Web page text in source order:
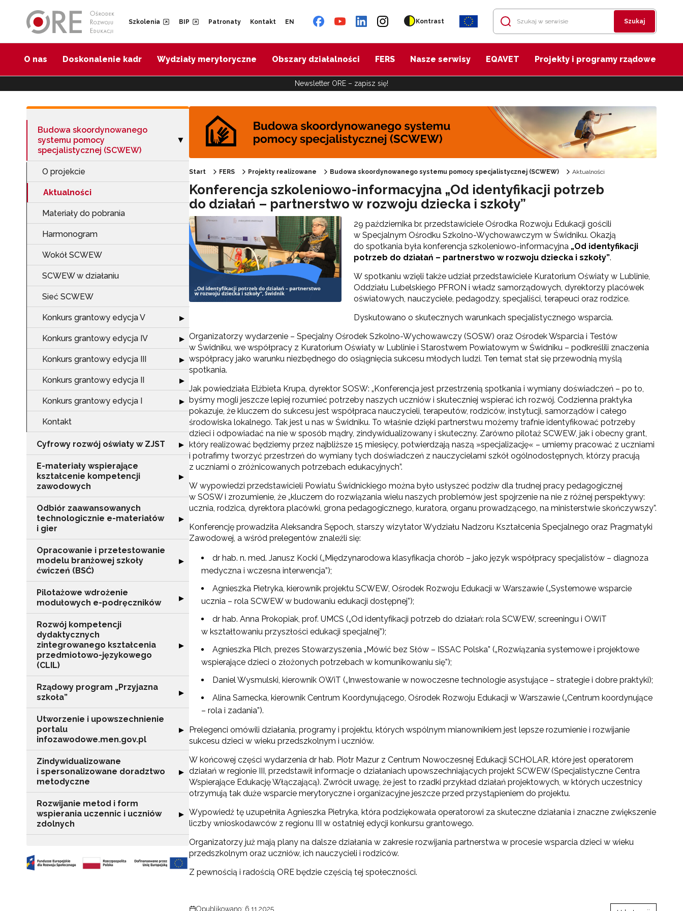
Szkolenia BIP Patronaty Kontakt EN Kontrast Szukaj
O nas Doskonalenie kadr Wydziały merytoryczne Obszary działalności FERS Nasze serwisy EQAVET Projekty i programy rządowe
Newsletter ORE – zapisz się!
Budowa skoordynowanego
systemu pomocy
specjalistycznej (SCWEW)
Zwiń sekcję "Budowa skoordynowanego systemu pomocy specjalistycznej (SCWEW)"
▶
O projekcie
Aktualności
Materiały do pobrania
Harmonogram
Wokół SCWEW
SCWEW w działaniu
Sieć SCWEW
Konkurs grantowy edycja V Rozwiń sekcję "Konkurs grantowy edycja V"
▶
Konkurs grantowy edycja IV Rozwiń sekcję "Konkurs grantowy edycja IV"
▶
Konkurs grantowy edycja III Rozwiń sekcję "Konkurs grantowy edycja III"
▶
Konkurs grantowy edycja II Rozwiń sekcję "Konkurs grantowy edycja II"
▶
Konkurs grantowy edycja I Rozwiń sekcję "Konkurs grantowy edycja I"
▶
Kontakt
Cyfrowy rozwój oświaty w ZJST Rozwiń sekcję "Cyfrowy rozwój oświaty w ZJST"
▶
E-materiały wspierające
kształcenie kompetencji
zawodowych
Rozwiń sekcję "E-materiały wspierające kształcenie kompetencji zawodowych"
▶
Odbiór zaawansowanych
technologicznie e-materiałów
i gier
Rozwiń sekcję "Odbiór zaawansowanych technologicznie e-materiałów i gier"
▶
Opracowanie i przetestowanie
modelu branżowej szkoły
ćwiczeń (BSĆ)
Rozwiń sekcję "Opracowanie i przetestowanie modelu branżowej szkoły ćwiczeń (BSĆ)"
▶
Pilotażowe wdrożenie
modułowych e-podręczników
Rozwiń sekcję "Pilotażowe wdrożenie modułowych e-podręczników"
▶
Rozwój kompetencji
dydaktycznych
zintegrowanego kształcenia
przedmiotowo-językowego
(CLIL)
Rozwiń sekcję "Rozwój kompetencji dydaktycznych zintegrowanego kształcenia przedmiotowo-językowego (CLIL)"
▶
Rządowy program „Przyjazna
szkoła”
Rozwiń sekcję "Rządowy program „Przyjazna szkoła”"
▶
Utworzenie i upowszechnienie
portalu
infozawodowe.men.gov.pl
Rozwiń sekcję "Utworzenie i upowszechnienie portalu infozawodowe.men.gov.pl"
▶
Zindywidualizowane
i spersonalizowane doradztwo
metodyczne
Rozwiń sekcję "Zindywidualizowane i spersonalizowane doradztwo metodyczne"
▶
Rozwijanie metod i form
wspierania uczennic i uczniów
zdolnych
Rozwiń sekcję "Rozwijanie metod i form wspierania uczennic i uczniów zdolnych"
▶
Start FERS Projekty realizowane Budowa skoordynowanego systemu pomocy specjalistycznej (SCWEW) Aktualności
Konferencja szkoleniowo-informacyjna „Od identyfikacji potrzeb
do działań – partnerstwo w rozwoju dziecka i szkoły”
29 października br. przedstawiciele Ośrodka Rozwoju Edukacji gościli
w Specjalnym Ośrodku Szkolno-Wychowawczym w Świdniku. Okazją
do spotkania była konferencja szkoleniowo-informacyjna „Od identyfikacji
potrzeb do działań – partnerstwo w rozwoju dziecka i szkoły”.
W spotkaniu wzięli także udział przedstawiciele Kuratorium Oświaty w Lublinie,
Oddziału Lubelskiego PFRON i władz samorządowych, dyrektorzy placówek
oświatowych, nauczyciele, pedagodzy, specjaliści, terapeuci oraz rodzice.
Dyskutowano o skutecznych warunkach specjalistycznego wsparcia.
Organizatorzy wydarzenie – Specjalny Ośrodek Szkolno-Wychowawczy (SOSW) oraz Ośrodek Wsparcia i Testów
w Świdniku, we współpracy z Kuratorium Oświaty w Lublinie i Starostwem Powiatowym w Świdniku – podkreślili znaczenia
współpracy jako warunku niezbędnego do osiągnięcia sukcesu młodych ludzi. Ten temat stał się przewodnią myślą
spotkania.
Jak powiedziała Elżbieta Krupa, dyrektor SOSW: „Konferencja jest przestrzenią spotkania i wymiany doświadczeń – po to,
byśmy mogli jeszcze lepiej rozumieć potrzeby naszych uczniów i skuteczniej wspierać ich rozwój. Codzienna praktyka
pokazuje, że kluczem do sukcesu jest współpraca nauczycieli, terapeutów, rodziców, instytucji, samorządów i całego
środowiska lokalnego. Tak jest u nas w Świdniku. To właśnie dzięki partnerstwu możemy trafnie identyfikować potrzeby
dzieci i odpowiadać na nie w sposób mądry, zindywidualizowany i skuteczny. Zarówno pilotaż SCWEW, jak i obecny grant,
który realizować będziemy przez najbliższe 15 miesięcy, potwierdzają naszą »specjalizację« – umiemy pracować z uczniami
i potrafimy tworzyć przestrzeń do wymiany tych doświadczeń z nauczycielami szkół ogólnodostępnych, którzy pracują
z uczniami o zróżnicowanych potrzebach edukacyjnych”.
W wypowiedzi przedstawicieli Powiatu Świdnickiego można było usłyszeć podziw dla trudnej pracy pedagogicznej
w SOSW i zrozumienie, że „kluczem do rozwiązania wielu naszych problemów jest spojrzenie na nie z różnej perspektywy:
ucznia, rodzica, dyrektora placówki, grona pedagogicznego, kuratora, organu prowadzącego, na ministerstwie skończywszy”.
Konferencję prowadziła Aleksandra Sępoch, starszy wizytator Wydziału Nadzoru Kształcenia Specjalnego oraz Pragmatyki
Zawodowej, a wśród prelegentów znaleźli się:
dr hab. n. med. Janusz Kocki („Międzynarodowa klasyfikacja chorób – jako język współpracy specjalistów – diagnoza
medyczna i wczesna interwencja”);
Agnieszka Pietryka, kierownik projektu SCWEW, Ośrodek Rozwoju Edukacji w Warszawie („Systemowe wsparcie
ucznia – rola SCWEW w budowaniu edukacji dostępnej”);
dr hab. Anna Prokopiak, prof. UMCS („Od identyfikacji potrzeb do działań: rola SCWEW, screeningu i OWiT
w kształtowaniu przyszłości edukacji specjalnej”);
Agnieszka Pilch, prezes Stowarzyszenia „Mówić bez Słów – ISSAC Polska” („Rozwiązania systemowe i projektowe
wspierające dzieci o złożonych potrzebach w komunikowaniu się”);
Daniel Wysmulski, kierownik OWiT („Inwestowanie w nowoczesne technologie asystujące – strategie i dobre praktyki);
Alina Sarnecka, kierownik Centrum Koordynującego, Ośrodek Rozwoju Edukacji w Warszawie („Centrum koordynujące
– rola i zadania”).
Prelegenci omówili działania, programy i projektu, których wspólnym mianownikiem jest lepsze rozumienie i rozwijanie
sukcesu dzieci w wieku przedszkolnym i uczniów.
W końcowej części wydarzenia dr hab. Piotr Mazur z Centrum Nowoczesnej Edukacji SCHOLAR, które jest operatorem
działań w regionie III, przedstawił informacje o działaniach upowszechniających projekt SCWEW (Specjalistyczne Centra
Wspierające Edukację Włączającą). Zwrócił uwagę, że jest to rzadki przykład działań projektowych, w których uczestnicy
otrzymują tak duże wsparcie merytoryczne i organizacyjne jeszcze przed przystąpieniem do projektu.
Wypowiedź tę uzupełniła Agnieszka Pietryka, która podziękowała operatorowi za skuteczne działania i znaczne zwiększenie
liczby wnioskodawców z regionu III w ostatniej edycji konkursu grantowego.
Organizatorzy już mają plany na dalsze działania w zakresie rozwijania partnerstwa w procesie wsparcia dzieci w wieku
przedszkolnym oraz uczniów, ich nauczycieli i rodziców.
Z pewnością i radością ORE będzie częścią tej społeczności.
Opublikowano: 6.11.2025